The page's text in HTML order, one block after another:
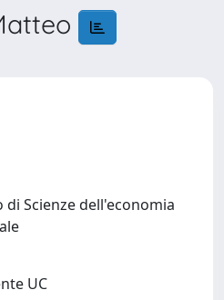
Scienze dell'economia
UC